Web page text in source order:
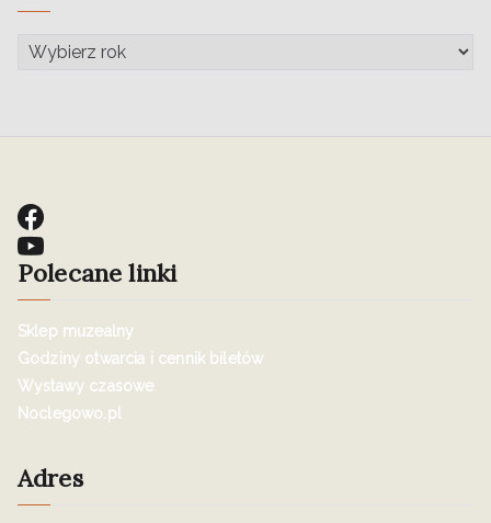
Polecane linki
Sklep muzealny
Godziny otwarcia i cennik biletów
Wystawy czasowe
Noclegowo.pl
Adres